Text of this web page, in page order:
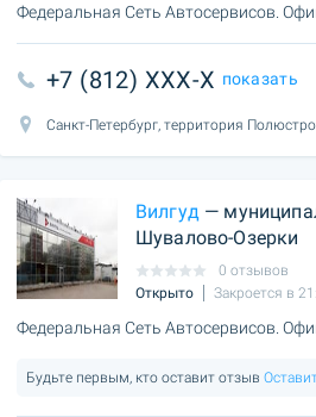
Федеральная Сеть Автосервисов.
+7 (812) XXX-X показать
Санкт-Петербург, территория
Вилгуд —
Шувалово-Озерки
0 отзывов
Открыто
Закроется в
Федеральная Сеть Автосервисов.
Будьте первым, кто оставит отзыв